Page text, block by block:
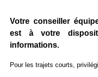
Votre conseiller
est à votre
informations.
Pour les trajets courts,